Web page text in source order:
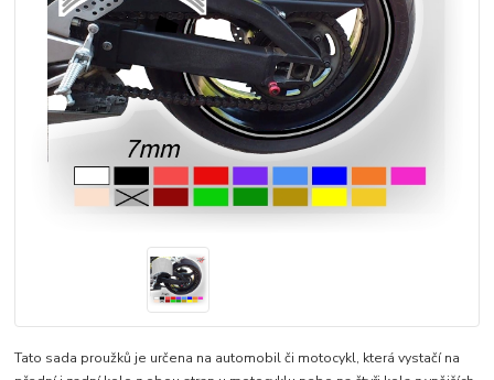
Tato sada proužků je určena na automobil či motocykl, která vystačí na